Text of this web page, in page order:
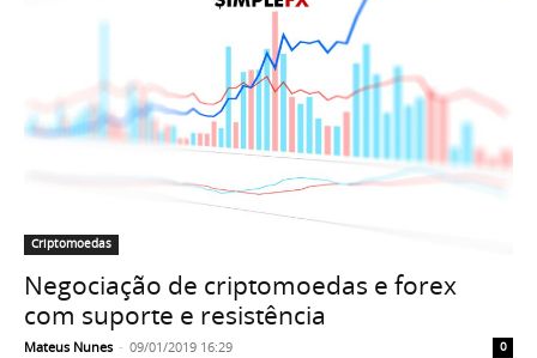
Criptomoedas
Negociação de criptomoedas e forex
com suporte e resistência
Mateus Nunes - 09/01/2019 16:29 0